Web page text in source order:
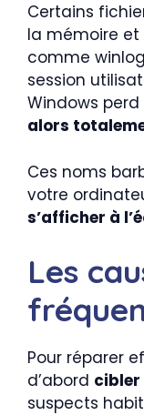
Certains
la mémoire et
comme
session
Windows perd
alors
Ces noms
votre
s’afficher à
Les
Pour réparer
d’abord cibler
suspects